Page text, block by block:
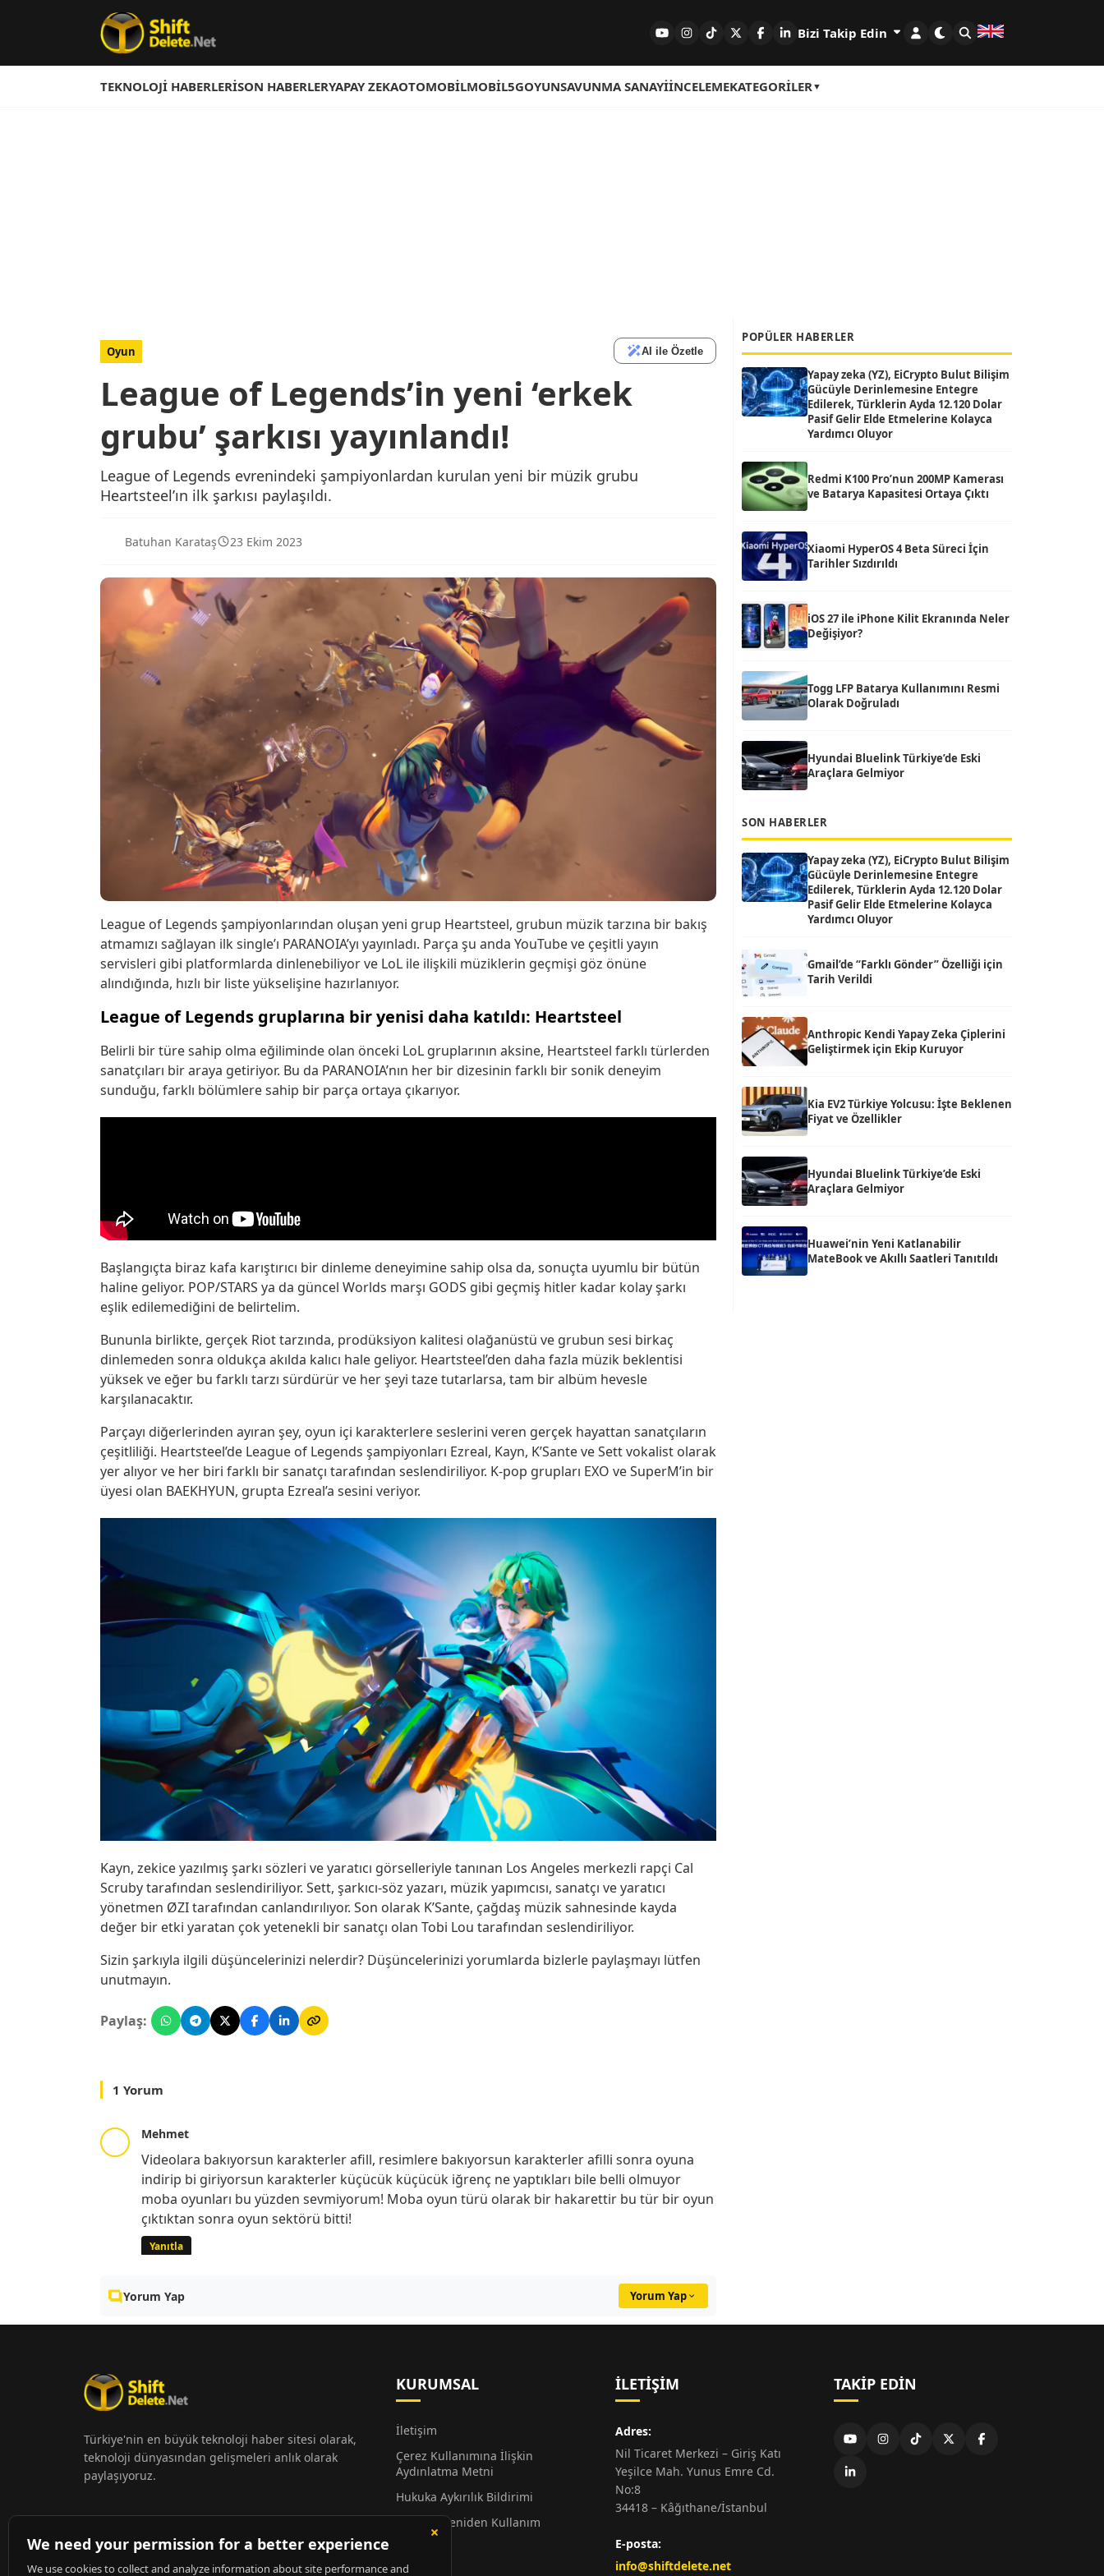
Bizi Takip Edin
TEKNOLOJI HABERLERISON HABERLERYAPAY ZEKAOTOMOBILMOBIL5GOYUNSAVUNMA SANAYIİNCELEMEKATEGORILER
Oyun AI ile Özetle
League of Legends’in yeni ‘erkek
grubu’ şarkısı yayınlandı!
League of Legends evrenindeki şampiyonlardan kurulan yeni bir müzik grubu
Heartsteel’ın ilk şarkısı paylaşıldı.
Batuhan Karataş 23 Ekim 2023
League of Legends şampiyonlarından oluşan yeni grup Heartsteel, grubun müzik tarzına bir bakış
atmamızı sağlayan ilk single’ı PARANOIA’yı yayınladı. Parça şu anda YouTube ve çeşitli yayın
servisleri gibi platformlarda dinlenebiliyor ve LoL ile ilişkili müziklerin geçmişi göz önüne
alındığında, hızlı bir liste yükselişine hazırlanıyor.
League of Legends gruplarına bir yenisi daha katıldı: Heartsteel
Belirli bir türe sahip olma eğiliminde olan önceki LoL gruplarının aksine, Heartsteel farklı türlerden
sanatçıları bir araya getiriyor. Bu da PARANOIA’nın her bir dizesinin farklı bir sonik deneyim
sunduğu, farklı bölümlere sahip bir parça ortaya çıkarıyor.
Başlangıçta biraz kafa karıştırıcı bir dinleme deneyimine sahip olsa da, sonuçta uyumlu bir bütün
haline geliyor. POP/STARS ya da güncel Worlds marşı GODS gibi geçmiş hitler kadar kolay şarkı
eşlik edilemediğini de belirtelim.
Bununla birlikte, gerçek Riot tarzında, prodüksiyon kalitesi olağanüstü ve grubun sesi birkaç
dinlemeden sonra oldukça akılda kalıcı hale geliyor. Heartsteel’den daha fazla müzik beklentisi
yüksek ve eğer bu farklı tarzı sürdürür ve her şeyi taze tutarlarsa, tam bir albüm hevesle
karşılanacaktır.
Parçayı diğerlerinden ayıran şey, oyun içi karakterlere seslerini veren gerçek hayattan sanatçıların
çeşitliliği. Heartsteel’de League of Legends şampiyonları Ezreal, Kayn, K’Sante ve Sett vokalist olarak
yer alıyor ve her biri farklı bir sanatçı tarafından seslendiriliyor. K-pop grupları EXO ve SuperM’in bir
üyesi olan BAEKHYUN, grupta Ezreal’a sesini veriyor.
Kayn, zekice yazılmış şarkı sözleri ve yaratıcı görselleriyle tanınan Los Angeles merkezli rapçi Cal
Scruby tarafından seslendiriliyor. Sett, şarkıcı-söz yazarı, müzik yapımcısı, sanatçı ve yaratıcı
yönetmen ØZI tarafından canlandırılıyor. Son olarak K’Sante, çağdaş müzik sahnesinde kayda
değer bir etki yaratan çok yetenekli bir sanatçı olan Tobi Lou tarafından seslendiriliyor.
Sizin şarkıyla ilgili düşüncelerinizi nelerdir? Düşüncelerinizi yorumlarda bizlerle paylaşmayı lütfen
unutmayın.
Paylaş:
1 Yorum
Mehmet
Videolara bakıyorsun karakterler afill, resimlere bakıyorsun karakterler afilli sonra oyuna
indirip bi giriyorsun karakterler küçücük küçücük iğrenç ne yaptıkları bile belli olmuyor
moba oyunları bu yüzden sevmiyorum! Moba oyun türü olarak bir hakarettir bu tür bir oyun
çıktıktan sonra oyun sektörü bitti!
Yanıtla
Yorum Yap Yorum Yap
POPÜLER HABERLER
Yapay zeka (YZ), EiCrypto Bulut Bilişim
Gücüyle Derinlemesine Entegre
Edilerek, Türklerin Ayda 12.120 Dolar
Pasif Gelir Elde Etmelerine Kolayca
Yardımcı Oluyor
Redmi K100 Pro’nun 200MP Kamerası
ve Batarya Kapasitesi Ortaya Çıktı
Xiaomi HyperOS 4 Beta Süreci İçin
Tarihler Sızdırıldı
iOS 27 ile iPhone Kilit Ekranında Neler
Değişiyor?
Togg LFP Batarya Kullanımını Resmi
Olarak Doğruladı
Hyundai Bluelink Türkiye’de Eski
Araçlara Gelmiyor
SON HABERLER
Yapay zeka (YZ), EiCrypto Bulut Bilişim
Gücüyle Derinlemesine Entegre
Edilerek, Türklerin Ayda 12.120 Dolar
Pasif Gelir Elde Etmelerine Kolayca
Yardımcı Oluyor
Gmail’de “Farklı Gönder” Özelliği için
Tarih Verildi
Anthropic Kendi Yapay Zeka Çiplerini
Geliştirmek için Ekip Kuruyor
Kia EV2 Türkiye Yolcusu: İşte Beklenen
Fiyat ve Özellikler
Hyundai Bluelink Türkiye’de Eski
Araçlara Gelmiyor
Huawei’nin Yeni Katlanabilir
MateBook ve Akıllı Saatleri Tanıtıldı
Türkiye'nin en büyük teknoloji haber sitesi olarak,
teknoloji dünyasından gelişmeleri anlık olarak
paylaşıyoruz.
KURUMSAL
İletişim
Çerez Kullanımına İlişkin
Aydınlatma Metni
Hukuka Aykırılık Bildirimi
Alıntı ve Yeniden Kullanım
Hakkında
Künye
İLETIŞIM
Adres:
Nil Ticaret Merkezi – Giriş Katı
Yeşilce Mah. Yunus Emre Cd.
No:8
34418 – Kâğıthane/İstanbul
E-posta:
info@shiftdelete.net
TAKIP EDIN